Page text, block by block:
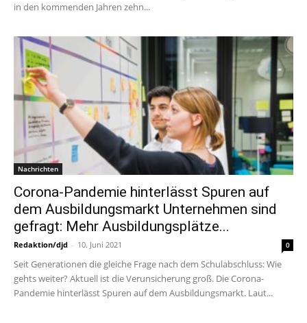
in den kommenden Jahren zehn...
Nachrichten
Corona-Pandemie hinterlässt Spuren auf
dem Ausbildungsmarkt Unternehmen sind
gefragt: Mehr Ausbildungsplätze...
Redaktion/djd - 10. Juni 2021 0
Seit Generationen die gleiche Frage nach dem Schulabschluss: Wie
gehts weiter? Aktuell ist die Verunsicherung groß. Die Corona-
Pandemie hinterlässt Spuren auf dem Ausbildungsmarkt. Laut...